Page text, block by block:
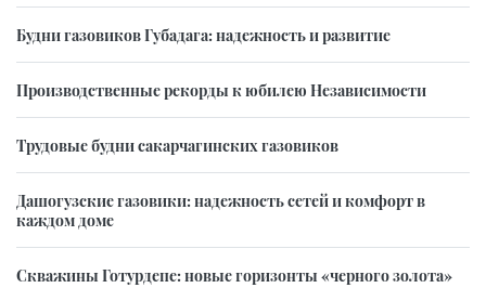
Будни газовиков Губадага: надежность и развитие
Производственные рекорды к юбилею Независимости
Трудовые будни сакарчагинских газовиков
Дашогузские газовики: надежность сетей и комфорт в
каждом доме
Скважины Готурдепе: новые горизонты «черного золота»